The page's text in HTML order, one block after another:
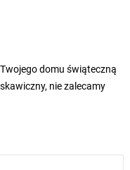
domu świąteczną
nie zalecamy